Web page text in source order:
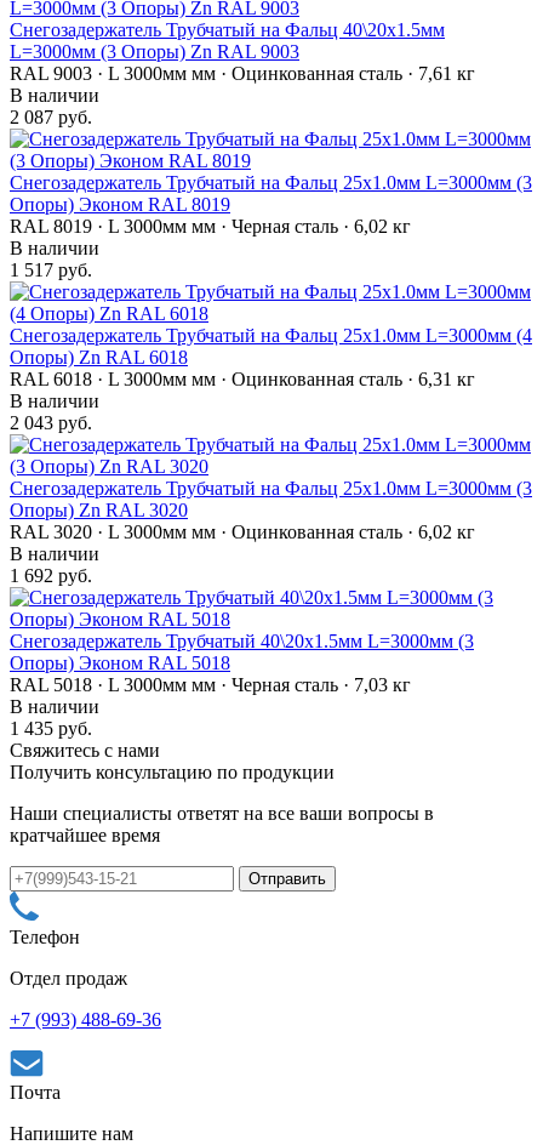
Снегозадержатель Трубчатый на Фальц 40\20х1.5мм
L=3000мм (3 Опоры) Zn RAL 9003
RAL 9003 · L 3000мм мм · Оцинкованная сталь · 7,61 кг
В наличии
2 087 руб.
Снегозадержатель Трубчатый на Фальц 25х1.0мм L=3000мм (3
Опоры) Эконом RAL 8019
RAL 8019 · L 3000мм мм · Черная сталь · 6,02 кг
В наличии
1 517 руб.
Снегозадержатель Трубчатый на Фальц 25х1.0мм L=3000мм (4
Опоры) Zn RAL 6018
RAL 6018 · L 3000мм мм · Оцинкованная сталь · 6,31 кг
В наличии
2 043 руб.
Снегозадержатель Трубчатый на Фальц 25х1.0мм L=3000мм (3
Опоры) Zn RAL 3020
RAL 3020 · L 3000мм мм · Оцинкованная сталь · 6,02 кг
В наличии
1 692 руб.
Снегозадержатель Трубчатый 40\20х1.5мм L=3000мм (3
Опоры) Эконом RAL 5018
RAL 5018 · L 3000мм мм · Черная сталь · 7,03 кг
В наличии
1 435 руб.
Свяжитесь с нами
Получить консультацию по продукции
Наши специалисты ответят на все ваши вопросы в
кратчайшее время
Телефон
Отдел продаж
+7 (993) 488-69-36
Почта
Напишите нам